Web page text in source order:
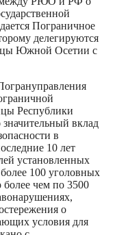
Пограничное
делегируются
Южной Осетии с
Республики
вклад
в
10 лет
установленных
100 уголовных
более чем по 3500
о
условия для